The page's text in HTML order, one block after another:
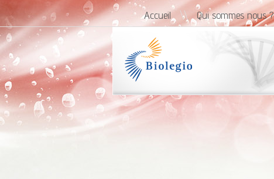
Accueil \\ Qui sommes nous ?